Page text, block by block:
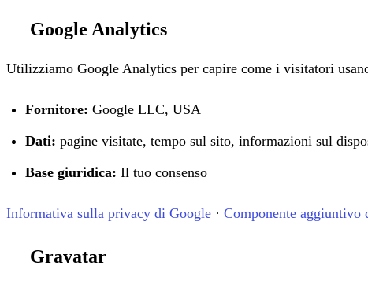
Google Analytics
Utilizziamo Google Analytics per capire come i visitatori
Fornitore: Google LLC, USA
Dati: pagine visitate, tempo sul sito, informazioni sul
Base giuridica: Il tuo consenso
Informativa sulla privacy di Google · Componente aggiuntivo
Gravatar